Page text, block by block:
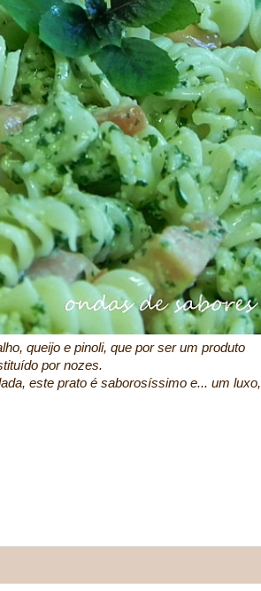
queijo e pinoli, que por ser um produto
por nozes.
este prato é saborosíssimo e... um luxo,